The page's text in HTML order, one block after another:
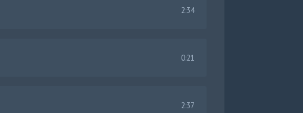
2:34
0:21
2:37